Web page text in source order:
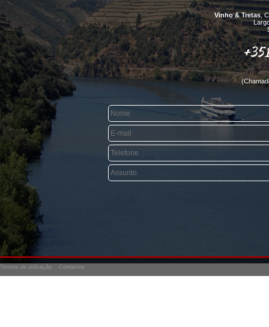
Vinho & Tretas,
Termos de utilização Contactos